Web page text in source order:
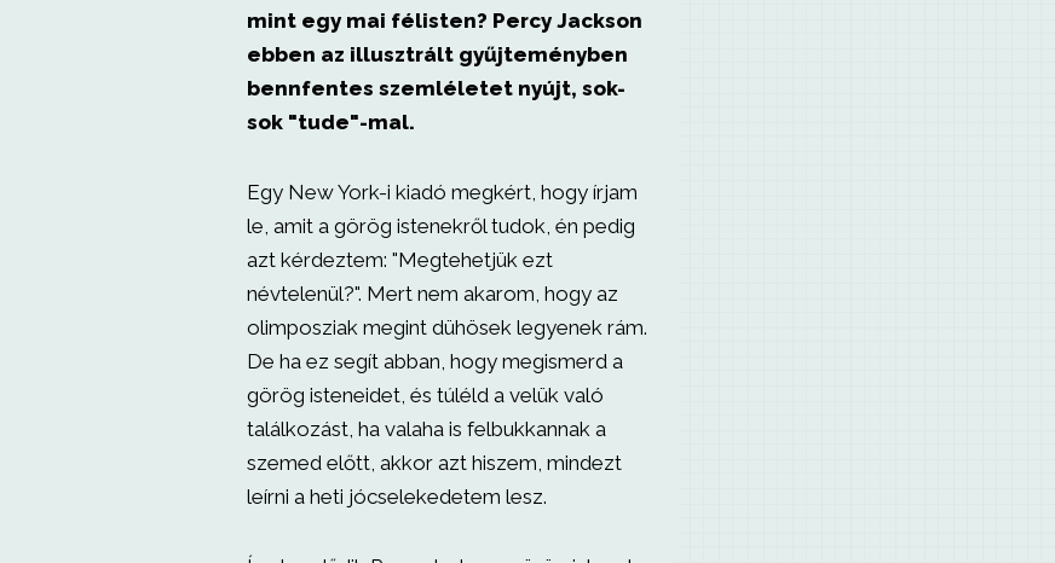
mint egy mai félisten? Percy Jackson
ebben az illusztrált gyűjteményben
bennfentes szemléletet nyújt, sok-
sok "tude"-mal.
Egy New York-i kiadó megkért, hogy írjam
le, amit a görög istenekről tudok, én pedig
azt kérdeztem: "Megtehetjük ezt
névtelenül?". Mert nem akarom, hogy az
olimposziak megint dühösek legyenek rám.
De ha ez segít abban, hogy megismerd a
görög isteneidet, és túléld a velük való
találkozást, ha valaha is felbukkannak a
szemed előtt, akkor azt hiszem, mindezt
leírni a heti jócselekedetem lesz.